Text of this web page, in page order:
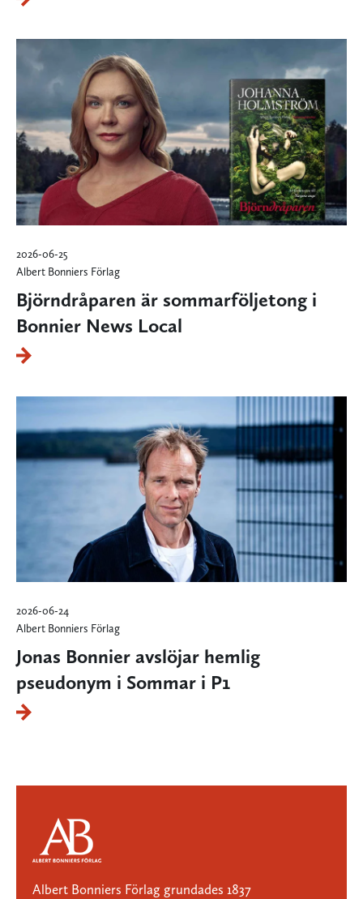
2026-06-25
Albert Bonniers Förlag
Björndråparen är sommarföljetong i
Bonnier News Local
2026-06-24
Albert Bonniers Förlag
Jonas Bonnier avslöjar hemlig
pseudonym i Sommar i P1
Albert Bonniers Förlag grundades 1837